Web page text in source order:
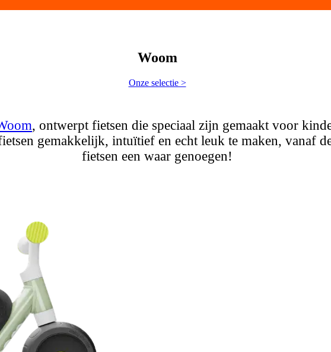
Woom
Onze selectie >
, ontwerpt fietsen die speciaal zijn gemaakt voor
gemakkelijk, intuïtief en echt leuk te maken, vanaf
fietsen een waar genoegen!